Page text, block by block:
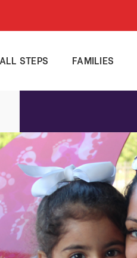
STEPS FAMILIES